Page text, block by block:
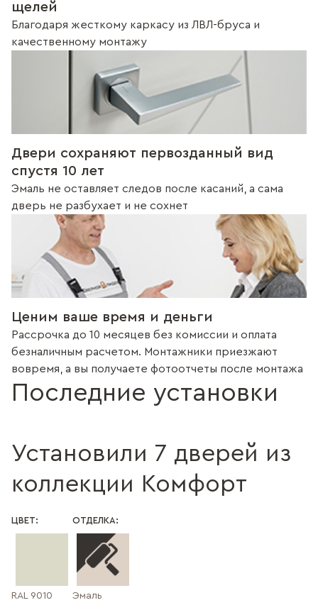
щелей
Благодаря жесткому каркасу из ЛВЛ-бруса и
качественному монтажу
Двери сохраняют первозданный вид
спустя 10 лет
Эмаль не оставляет следов после касаний, а сама
дверь не разбухает и не сохнет
Ценим ваше время и деньги
Рассрочка до 10 месяцев без комиссии и оплата
безналичным расчетом. Монтажники приезжают
вовремя, а вы получаете фотоотчеты после монтажа
Последние установки
Установили 7 дверей из
коллекции Комфорт
ЦВЕТ:
RAL 9010
ОТДЕЛКА:
Эмаль